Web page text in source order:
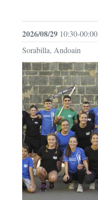
2026/08/29 10:30-00:00
Sorabilla, Andoain